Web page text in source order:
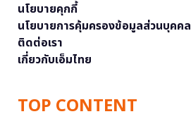
นโยบายคุกกี้
นโยบายการคุ้มครองข้อมูลส่วนบุคคล
ติดต่อเรา
เกี่ยวกับเอ็มไทย
TOP CONTENT